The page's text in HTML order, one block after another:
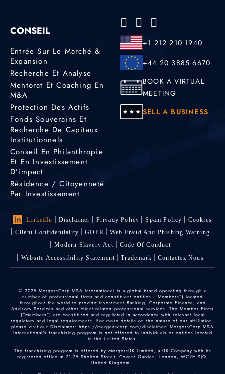
CONSEIL
Entrée Sur Le Marché &
Expansion
Recherche Et Analyse
Mentorat Et Coaching En
M&A
Protection Des Actifs
Fonds Souverains Et
Recherche De Capitaux
Institutionnels
Conseil En Philanthropie
Et En Investissement
D’impact
Résidence / Citoyenneté
Par Investissement
+1 212 210 1940
+44 20 3885 6670
BOOK A VIRTUAL
MEETING
SELL A BUSINESS
LinkedIn Disclaimer Privacy Policy Spam Policy
Cookies
Client Confidentiality
GDPR
Web Fraud And Phishing Warning
Modern Slavery Act
Code Of Conduct
Website Accessibility Statement
Trademark Contactez Nous
© 2025 MergersCorp M&A International is a global brand operating through a
number of professional firms and constituent entities (“Members”) located
throughout the world to provide Investment Banking, Corporate Finance, and
Advisory Services and other client-related professional services. The Member Firms
(“Members”) are constituted and regulated in accordance with relevant local
regulatory and legal requirements. For more details on the nature of our affiliation,
please visit our Disclaimer: https://mergerscorp.com/disclaimer. MergersCorp M&A
International's franchising program is not offered to individuals or entities located
in the United States.
The franchising program is offered by MergersUK Limited, a UK Company with its
registered office at 71-75 Shelton Street, Covent Garden, London, WC2H 9JQ,
United Kingdom.